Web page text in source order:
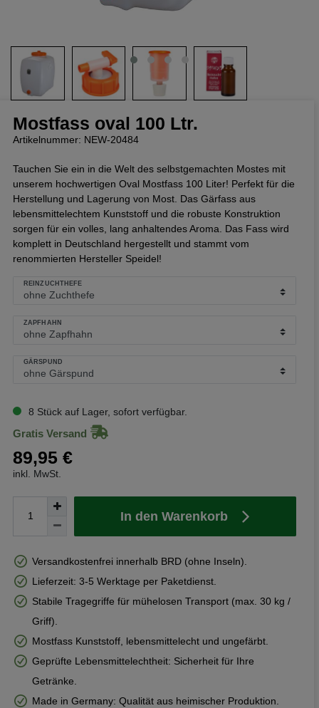
Mostfass oval 100 Ltr.
Artikelnummer: NEW-20484
Tauchen Sie ein in die Welt des selbstgemachten Mostes mit
unserem hochwertigen Oval Mostfass 100 Liter! Perfekt für die
Herstellung und Lagerung von Most. Das Gärfass aus
lebensmittelechtem Kunststoff und die robuste Konstruktion
sorgen für ein volles, lang anhaltendes Aroma. Das Fass wird
komplett in Deutschland hergestellt und stammt vom
renommierten Hersteller Speidel!
REINZUCHTHEFE
ZAPFHAHN
GÄRSPUND
8 Stück auf Lager, sofort verfügbar.
Gratis Versand
89,95 €
inkl. MwSt.
In den Warenkorb
Versandkostenfrei innerhalb BRD (ohne Inseln).
Lieferzeit: 3-5 Werktage per Paketdienst.
Stabile Tragegriffe für mühelosen Transport (max. 30 kg /
Griff).
Mostfass Kunststoff, lebensmittelecht und ungefärbt.
Geprüfte Lebensmittelechtheit: Sicherheit für Ihre
Getränke.
Made in Germany: Qualität aus heimischer Produktion.